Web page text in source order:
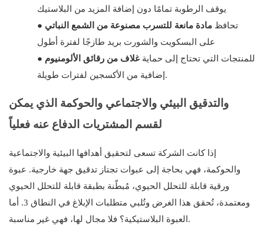
يوقف الرطوبة تمامًا دون إضافة المزيد من البلاستيك
● مادة مانعة للتسرب مصنوعة من الشمع النباتي تحافظ
على البسكويت والشورت بريد طازجًا لفترة أطول
● غلاف من رقائق الألومنيوم للمنتجات التي تحتاج إلى حماية
إضافية من الأكسجين لفترات طويلة.
والتدقيق البيئي والاجتماعي والحوكمة الذي يمكن
لقسم المشتريات الدفاع عنه فعلياً
إذا كانت الشركة تسعى لتحقيق أهدافها البيئية والاجتماعية
والحوكمة، فهي بحاجة إلى عبوات تجتاز تدقيق جهة خارجية. عبوة
ورقية قابلة للتحلل الحيوي، مُبطّنة بطبقة قابلة للتحلل الحيوي
ومعتمدة، تُحقق هذا الغرض وتُلبي متطلبات الإبلاغ في النطاق 3. أما
العبوة البلاستيكية؟ فلا مجال لها، فهي غير مناسبة.